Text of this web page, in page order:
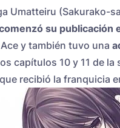
Umatteiru (Sakurako-
su publicación
y también tuvo una
capítulos 10 y 11 de la
recibió la franquicia